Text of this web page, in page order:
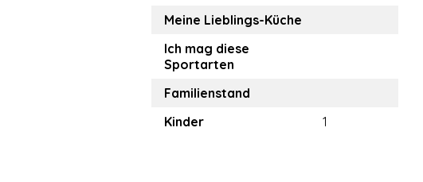
Meine Lieblings-Küche
Ich mag diese
Sportarten
Familienstand
Kinder
1